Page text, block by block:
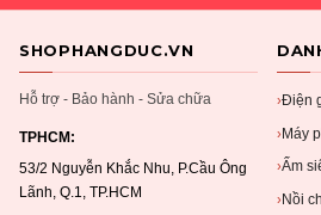
SHOPHANGDUC.VN
Hỗ trợ - Bảo hành - Sửa chữa
TPHCM:
53/2 Nguyễn Khắc Nhu, P.Cầu Ông
Lãnh, Q.1, TP.HCM
›Điện
›Máy
›Ấm
› Nồi